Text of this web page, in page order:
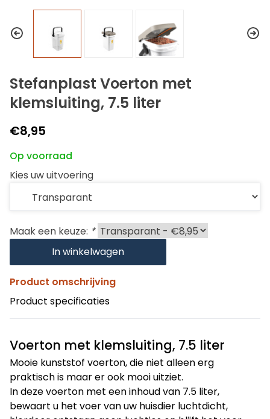
Stefanplast Voerton met
klemsluiting, 7.5 liter
€8,95
Op voorraad
Kies uw uitvoering
Maak een keuze: *
In winkelwagen
Product omschrijving
Product specificaties
Voerton met klemsluiting, 7.5 liter
Mooie kunststof voerton, die niet alleen erg
praktisch is maar er ook mooi uitziet.
In deze voerton met een inhoud van 7.5 liter,
bewaart u het voer van uw huisdier luchtdicht,